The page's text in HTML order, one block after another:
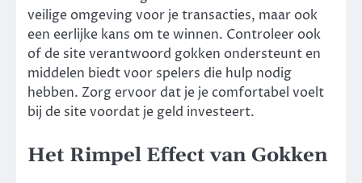
veilige omgeving voor je transacties, maar ook
een eerlijke kans om te winnen. Controleer ook
of de site verantwoord gokken ondersteunt en
middelen biedt voor spelers die hulp nodig
hebben. Zorg ervoor dat je je comfortabel voelt
bij de site voordat je geld investeert.
Het Rimpel Effect van Gokken